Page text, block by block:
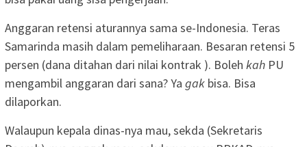
Anggaran retensi aturannya sama se-Indonesia. Teras
Samarinda masih dalam pemeliharaan. Besaran retensi 5
persen (dana ditahan dari nilai kontrak ). Boleh kah PU
mengambil anggaran dari sana? Ya gak bisa. Bisa
dilaporkan.
Walaupun kepala dinas-nya mau, sekda (Sekretaris